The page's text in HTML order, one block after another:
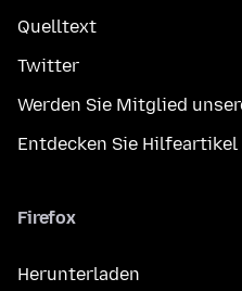
Quelltext
Twitter
Werden Sie Mitglied
Entdecken Sie Hilfeartikel
Firefox
Herunterladen